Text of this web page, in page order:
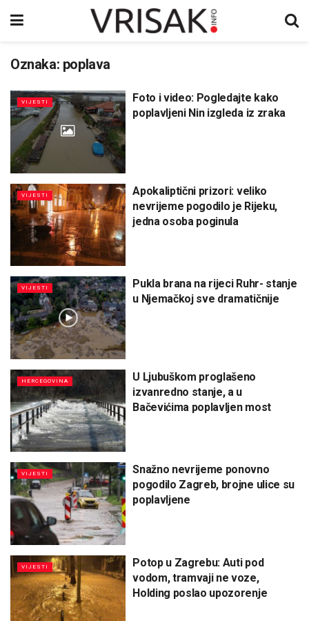
Oznaka: poplava
VIJESTI
Foto i video: Pogledajte kako
poplavljeni Nin izgleda iz zraka
VIJESTI
Apokaliptični prizori: veliko
nevrijeme pogodilo je Rijeku,
jedna osoba poginula
VIJESTI
Pukla brana na rijeci Ruhr- stanje
u Njemačkoj sve dramatičnije
HERCEGOVINA
U Ljubuškom proglašeno
izvanredno stanje, a u
Bačevićima poplavljen most
VIJESTI
Snažno nevrijeme ponovno
pogodilo Zagreb, brojne ulice su
poplavljene
VIJESTI
Potop u Zagrebu: Auti pod
vodom, tramvaji ne voze,
Holding poslao upozorenje